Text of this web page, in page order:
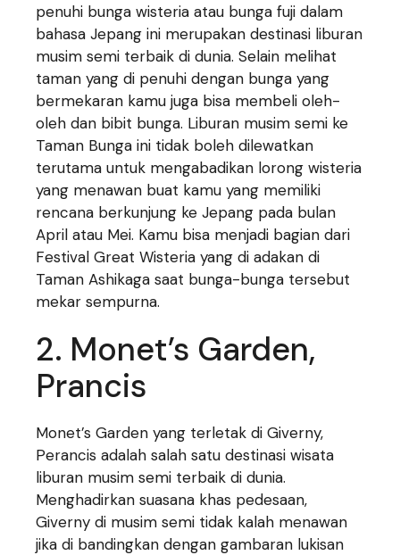
penuhi bunga wisteria atau bunga fuji dalam
bahasa Jepang ini merupakan destinasi liburan
musim semi terbaik di dunia. Selain melihat
taman yang di penuhi dengan bunga yang
bermekaran kamu juga bisa membeli oleh-
oleh dan bibit bunga. Liburan musim semi ke
Taman Bunga ini tidak boleh dilewatkan
terutama untuk mengabadikan lorong wisteria
yang menawan buat kamu yang memiliki
rencana berkunjung ke Jepang pada bulan
April atau Mei. Kamu bisa menjadi bagian dari
Festival Great Wisteria yang di adakan di
Taman Ashikaga saat bunga-bunga tersebut
mekar sempurna.
2. Monet’s Garden,
Prancis
Monet’s Garden yang terletak di Giverny,
Perancis adalah salah satu destinasi wisata
liburan musim semi terbaik di dunia.
Menghadirkan suasana khas pedesaan,
Giverny di musim semi tidak kalah menawan
jika di bandingkan dengan gambaran lukisan